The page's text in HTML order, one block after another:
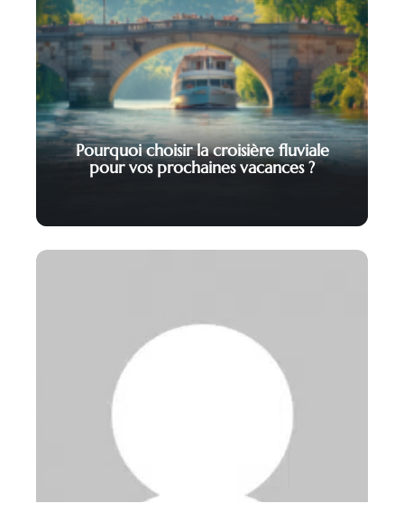
Pourquoi choisir la croisière fluviale
pour vos prochaines vacances ?